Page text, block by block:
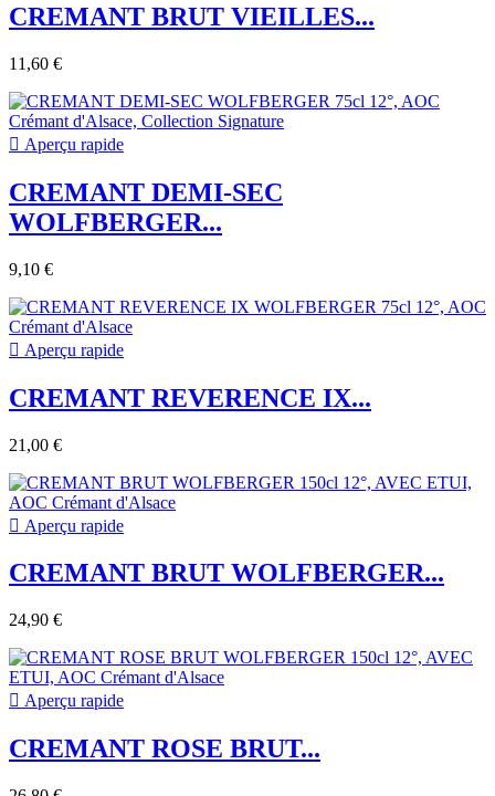
CREMANT BRUT VIEILLES...
11,60 €
 Aperçu rapide
CREMANT DEMI-SEC
WOLFBERGER...
9,10 €
 Aperçu rapide
CREMANT REVERENCE IX...
21,00 €
 Aperçu rapide
CREMANT BRUT WOLFBERGER...
24,90 €
 Aperçu rapide
CREMANT ROSE BRUT...